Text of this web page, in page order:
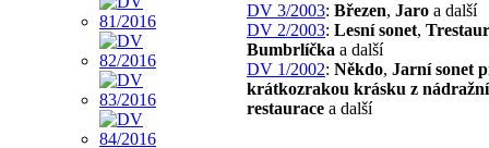
DV 3/2003: Březen, Jaro a další
DV 2/2003: Lesní sonet,
Bumbrlíčka a další
DV 1/2002: Někdo, Jarní sonet
krátkozrakou krásku z nádražní
restaurace a další